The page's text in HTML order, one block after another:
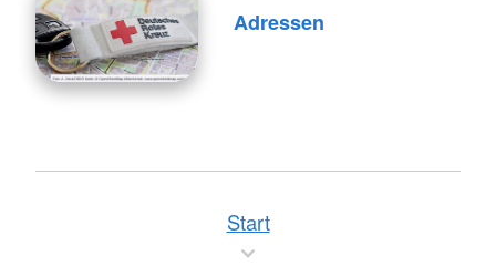
Adressen
Start